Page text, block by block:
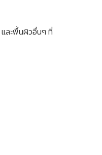
และพื้นผิวอื่นๆ ที่